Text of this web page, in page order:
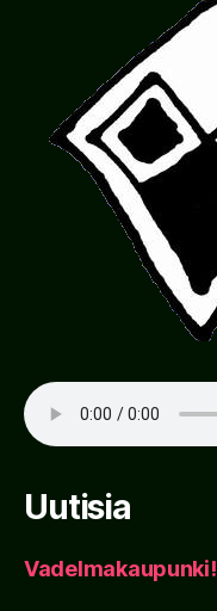
Uutisia
Vadelmakaupunki!